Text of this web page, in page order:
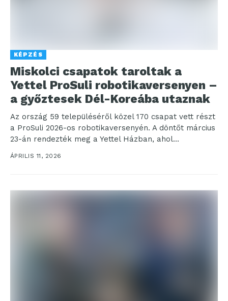
KÉPZÉS
Miskolci csapatok taroltak a
Yettel ProSuli robotikaversenyen –
a győztesek Dél-Koreába utaznak
Az ország 59 településéről közel 170 csapat vett részt
a ProSuli 2026-os robotikaversenyén. A döntőt március
23-án rendezték meg a Yettel Házban, ahol...
ÁPRILIS 11, 2026